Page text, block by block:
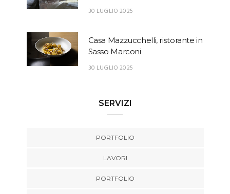
30 LUGLIO 2025
Casa Mazzucchelli, ristorante in
Sasso Marconi
30 LUGLIO 2025
SERVIZI
PORTFOLIO
LAVORI
PORTFOLIO